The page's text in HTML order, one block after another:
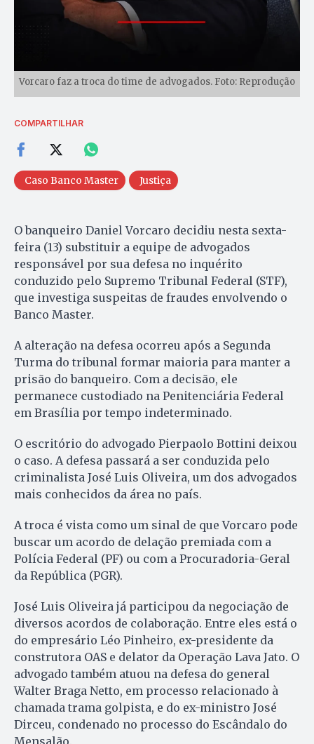
Vorcaro faz a troca do time de advogados. Foto: Reprodução
COMPARTILHAR
Caso Banco Master Justiça
O banqueiro Daniel Vorcaro decidiu nesta sexta-
feira (13) substituir a equipe de advogados
responsável por sua defesa no inquérito
conduzido pelo Supremo Tribunal Federal (STF),
que investiga suspeitas de fraudes envolvendo o
Banco Master.
A alteração na defesa ocorreu após a Segunda
Turma do tribunal formar maioria para manter a
prisão do banqueiro. Com a decisão, ele
permanece custodiado na Penitenciária Federal
em Brasília por tempo indeterminado.
O escritório do advogado Pierpaolo Bottini deixou
o caso. A defesa passará a ser conduzida pelo
criminalista José Luis Oliveira, um dos advogados
mais conhecidos da área no país.
A troca é vista como um sinal de que Vorcaro pode
buscar um acordo de delação premiada com a
Polícia Federal (PF) ou com a Procuradoria-Geral
da República (PGR).
José Luis Oliveira já participou da negociação de
diversos acordos de colaboração. Entre eles está o
do empresário Léo Pinheiro, ex-presidente da
construtora OAS e delator da Operação Lava Jato. O
advogado também atuou na defesa do general
Walter Braga Netto, em processo relacionado à
chamada trama golpista, e do ex-ministro José
Dirceu, condenado no processo do Escândalo do
Mensalão.